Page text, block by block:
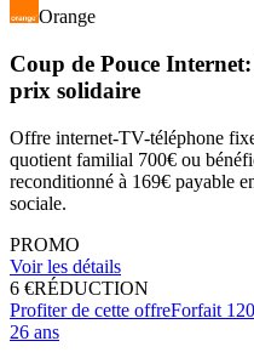
Orange
Coup de Pouce
prix solidaire
Offre internet-TV-téléphone
quotient familial 700€ ou
reconditionné à 169€ payable
sociale.
PROMO
Voir les détails
6 €RÉDUCTION
Profiter de cette offreForfait
26 ans